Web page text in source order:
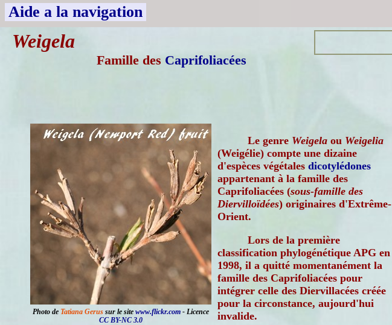
Aide a la navigation
Weigela
Famille des Caprifoliacées
Photo de Tatiana Gerus sur le site www.flickr.com - Licence
CC BY-NC 3.0
Le genre Weigela ou Weigelia
(Weigélie) compte une dizaine
d'espèces végétales dicotylédones
appartenant à la famille des
Caprifoliacées (sous-famille des
Diervilloïdées) originaires d'Extrême-
Orient.
Lors de la première
classification phylogénétique APG en
1998, il a quitté momentanément la
famille des Caprifoliacées pour
intégrer celle des Diervillacées créée
pour la circonstance, aujourd'hui
invalide.